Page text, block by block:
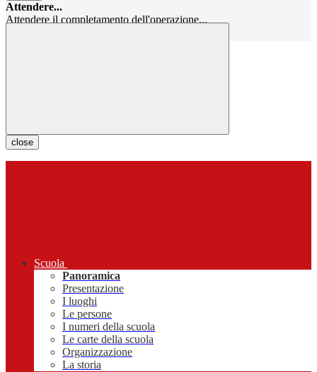
Attendere...
Attendere il completamento dell'operazione...
close
Scuola
Panoramica
Presentazione
I luoghi
Le persone
I numeri della scuola
Le carte della scuola
Organizzazione
La storia